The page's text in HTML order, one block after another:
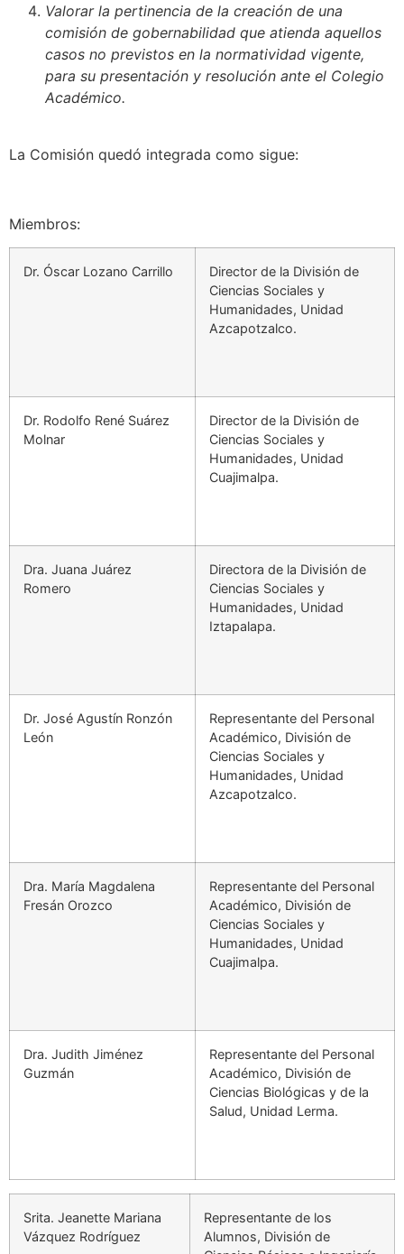
Valorar la pertinencia de la creación de una
comisión de gobernabilidad que atienda aquellos
casos no previstos en la normatividad vigente,
para su presentación y resolución ante el Colegio
Académico.
La Comisión quedó integrada como sigue:
Miembros:
Dr. Óscar Lozano Carrillo
Director de la División de
Ciencias Sociales y
Humanidades, Unidad
Azcapotzalco.
Dr. Rodolfo René Suárez
Molnar
Director de la División de
Ciencias Sociales y
Humanidades, Unidad
Cuajimalpa.
Dra. Juana Juárez
Romero
Directora de la División de
Ciencias Sociales y
Humanidades, Unidad
Iztapalapa.
Dr. José Agustín Ronzón
León
Representante del Personal
Académico, División de
Ciencias Sociales y
Humanidades, Unidad
Azcapotzalco.
Dra. María Magdalena
Fresán Orozco
Representante del Personal
Académico, División de
Ciencias Sociales y
Humanidades, Unidad
Cuajimalpa.
Dra. Judith Jiménez
Guzmán
Representante del Personal
Académico, División de
Ciencias Biológicas y de la
Salud, Unidad Lerma.
Srita. Jeanette Mariana
Vázquez Rodríguez
Representante de los
Alumnos, División de